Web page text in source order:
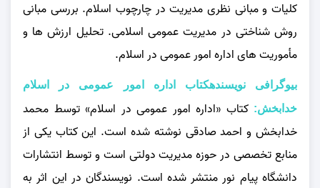
کلیات و مبانی نظری مدیریت در چارچوب اسلام. بررسی مبانی
روش‌ شناختی در مدیریت عمومی اسلامی. تحلیل ارزش‌ ها و
مأموریت‌ های اداره امور عمومی در اسلام.
بیوگرافی نویسندهکتاب اداره امور عمومی در اسلام
خدابخش:کتاب «اداره امور عمومی در اسلام» توسط محمد
خدابخش و احمد صادقی نوشته شده است. این کتاب یکی از
منابع تخصصی در حوزه مدیریت دولتی است و توسط انتشارات
دانشگاه پیام نور منتشر شده است. نویسندگان در این اثر به